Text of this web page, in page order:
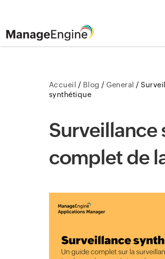
Accueil / Blog /General /
synthétique
Surveillance
complet de